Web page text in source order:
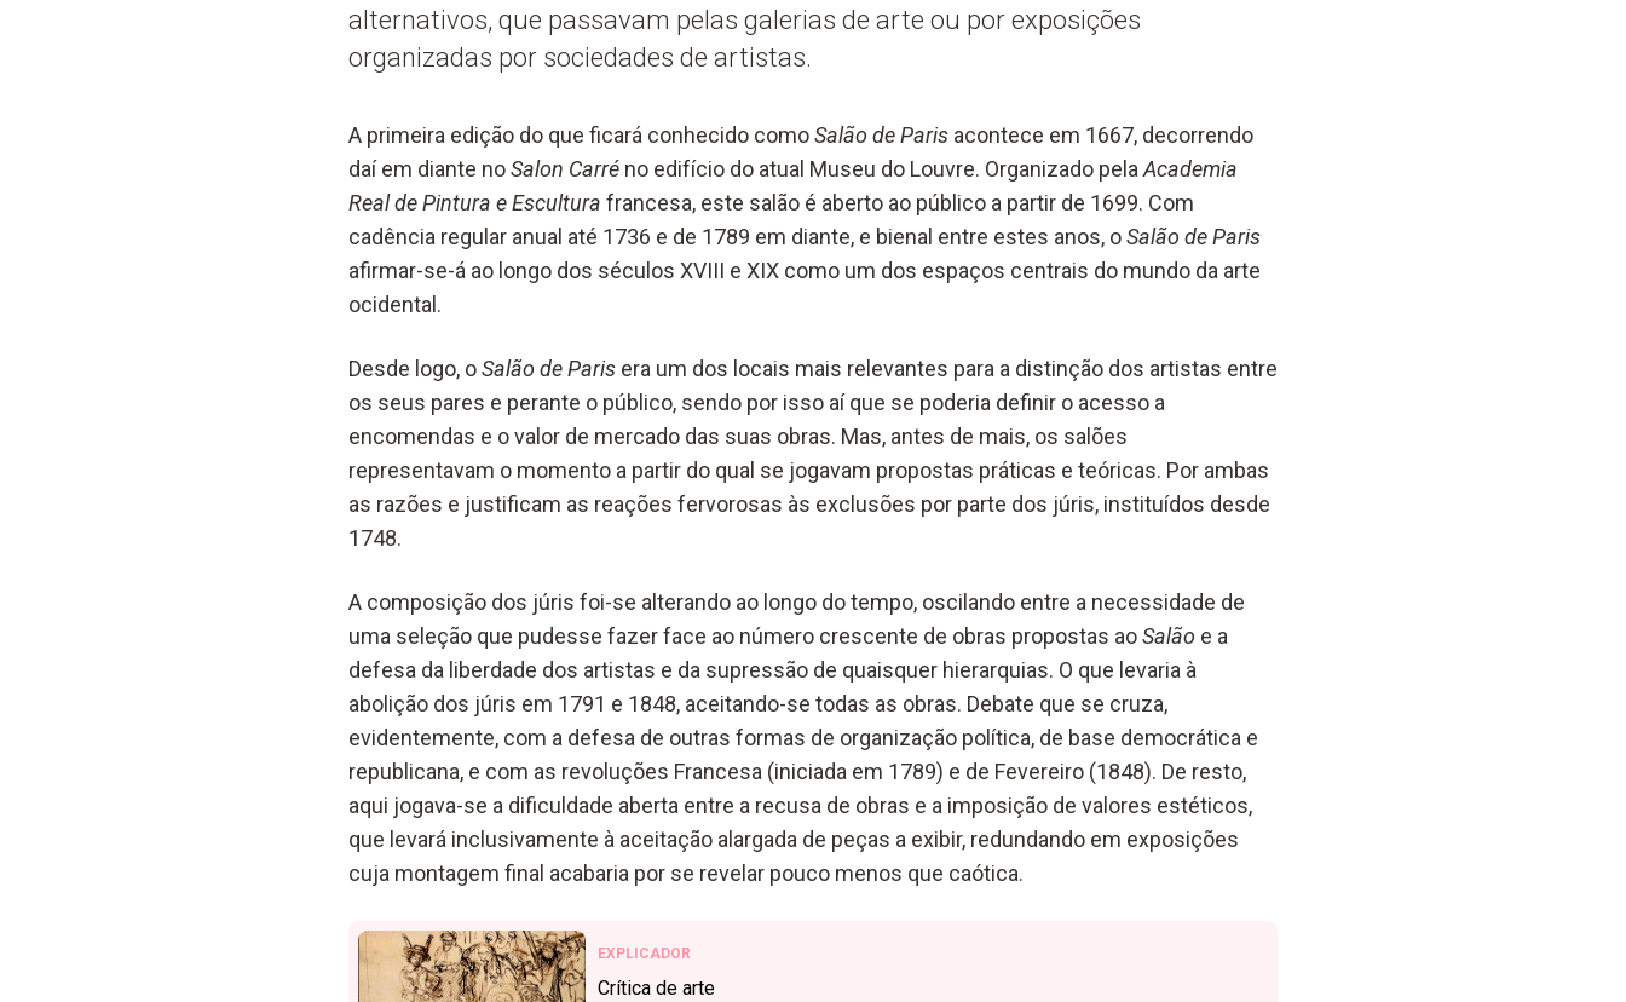
alternativos, que passavam pelas galerias de arte ou por exposições
organizadas por sociedades de artistas.
A primeira edição do que ficará conhecido comoSalão de Parisacontece em 1667, decorrendo
daí em diante noSalon Carréno edifício do atual Museu do Louvre. Organizado pela Academia
Real de Pintura e Escultura francesa, este salão é aberto ao público a partir de 1699. Com
cadência regular anual até 1736 e de 1789 em diante, e bienal entre estes anos, oSalão de Paris
afirmar-se-á ao longo dos séculos XVIII e XIX como um dos espaços centrais do mundo da arte
ocidental.
Desde logo, oSalão de Paris era um dos locais mais relevantes para a distinção dos artistas entre
os seus pares e perante o público, sendo por isso aí que se poderia definir o acesso a
encomendas e o valor de mercado das suas obras. Mas, antes de mais, os salões
representavam o momento a partir do qual se jogavam propostas práticas e teóricas. Por ambas
as razões e justificam as reações fervorosas às exclusões por parte dos júris, instituídos desde
1748.
A composição dos júris foi-se alterando ao longo do tempo, oscilando entre a necessidade de
uma seleção que pudesse fazer face ao número crescente de obras propostas aoSalãoe a
defesa da liberdade dos artistas e da supressão de quaisquer hierarquias. O que levaria à
abolição dos júris em 1791 e 1848, aceitando-se todas as obras. Debate que se cruza,
evidentemente, com a defesa de outras formas de organização política, de base democrática e
republicana, e com as revoluções Francesa (iniciada em 1789) e de Fevereiro (1848). De resto,
aqui jogava-se a dificuldade aberta entre a recusa de obras e a imposição de valores estéticos,
que levará inclusivamente à aceitação alargada de peças a exibir, redundando em exposições
cuja montagem final acabaria por se revelar pouco menos que caótica.
EXPLICADOR
Crítica de arte